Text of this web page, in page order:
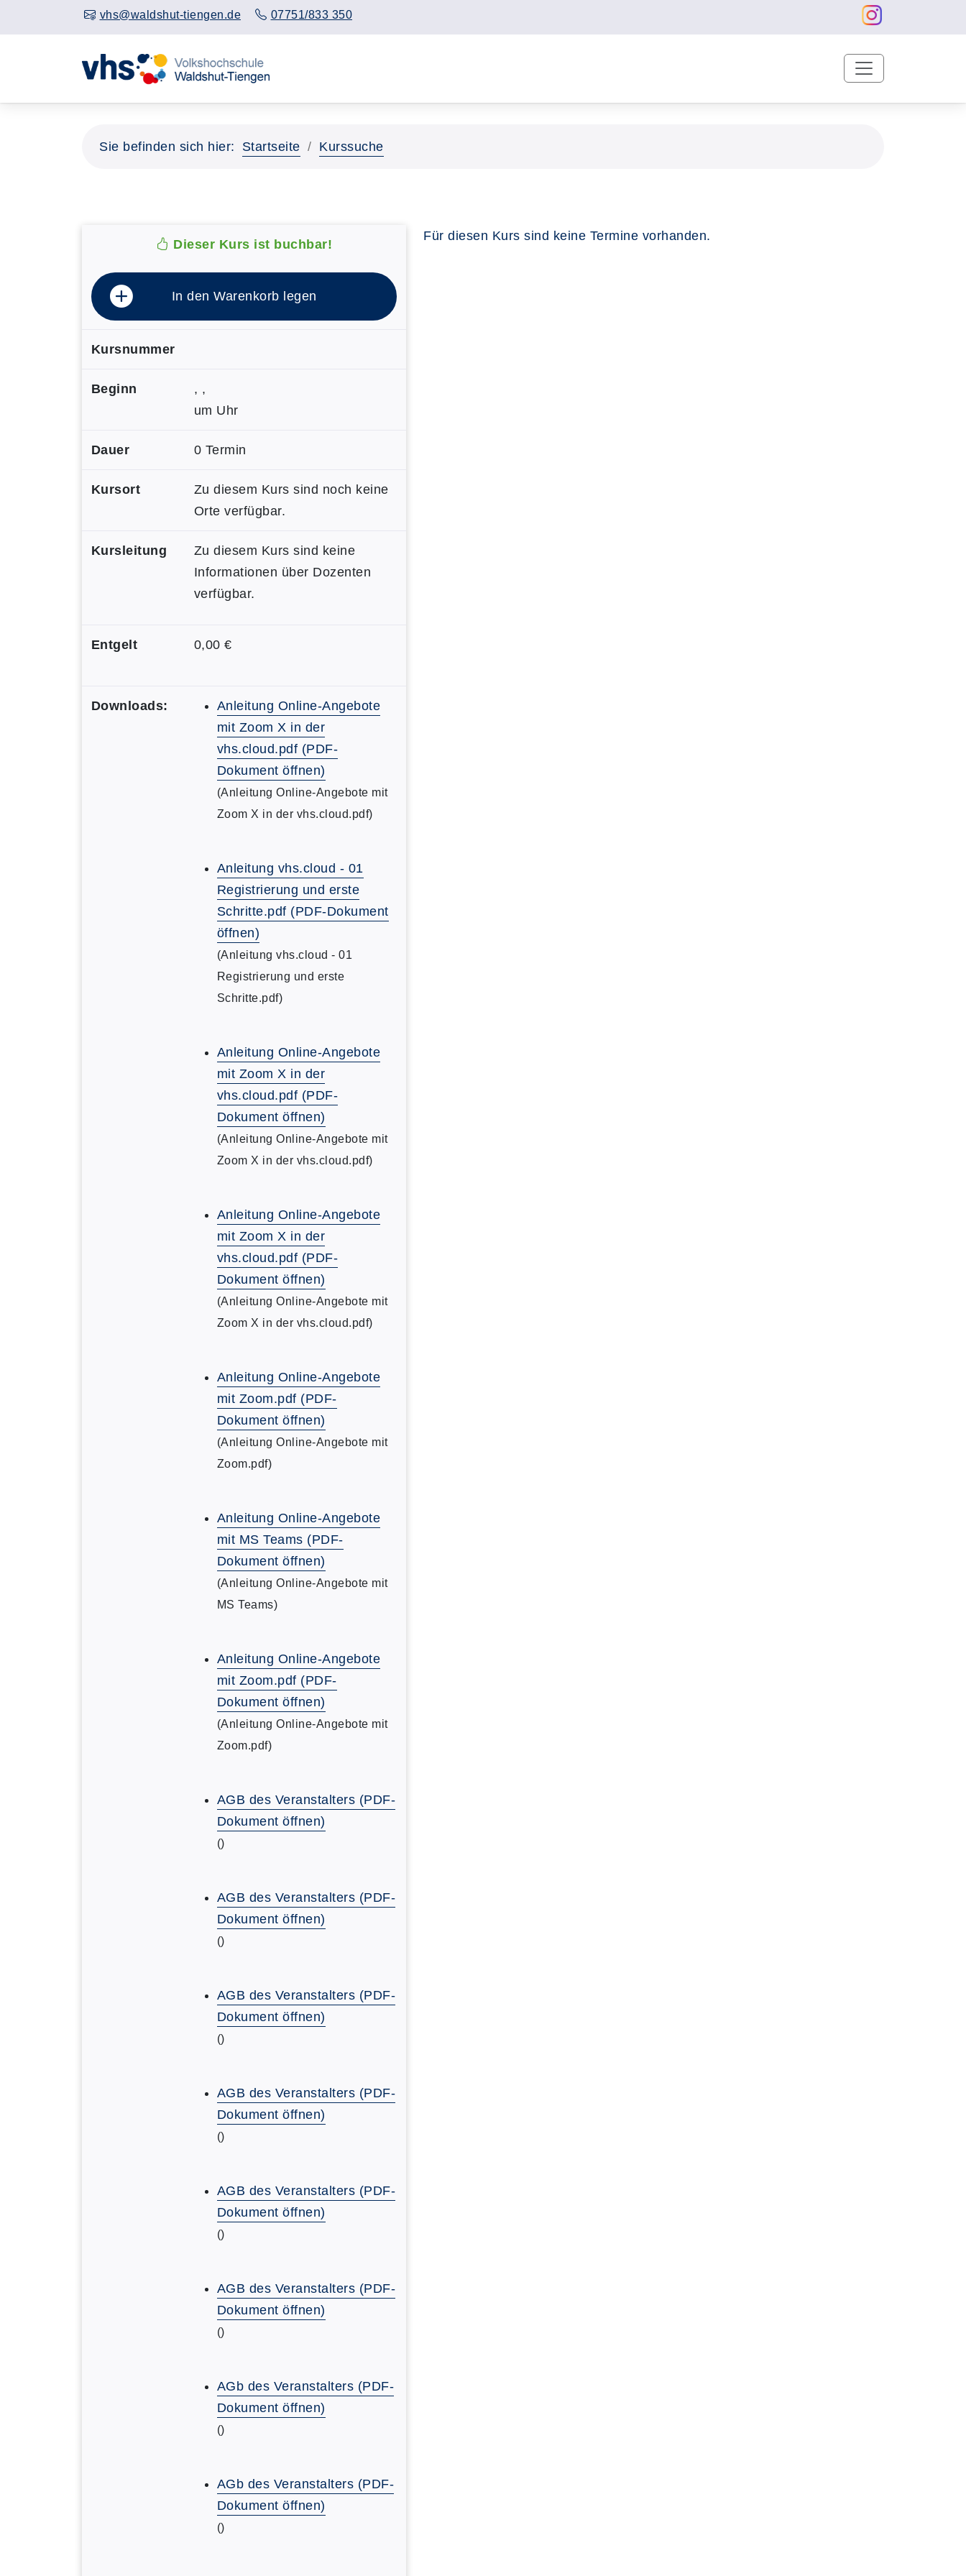
vhs@waldshut-tiengen.de 07751/833 350
Sie befinden sich hier: Startseite Kurssuche
Dieser Kurs ist buchbar!
In den Warenkorb legen
Kursnummer
Beginn
, ,
um Uhr
Dauer 0 Termin
Kursort
Zu diesem Kurs sind noch keine
Orte verfügbar.
Kursleitung
Zu diesem Kurs sind keine
Informationen über Dozenten
verfügbar.
Entgelt 0,00 €
Downloads:
Anleitung Online-Angebote
mit Zoom X in der
vhs.cloud.pdf (PDF-
Dokument öffnen)
(Anleitung Online-Angebote mit
Zoom X in der vhs.cloud.pdf)
Anleitung vhs.cloud - 01
Registrierung und erste
Schritte.pdf (PDF-Dokument
öffnen)
(Anleitung vhs.cloud - 01
Registrierung und erste
Schritte.pdf)
Anleitung Online-Angebote
mit Zoom X in der
vhs.cloud.pdf (PDF-
Dokument öffnen)
(Anleitung Online-Angebote mit
Zoom X in der vhs.cloud.pdf)
Anleitung Online-Angebote
mit Zoom X in der
vhs.cloud.pdf (PDF-
Dokument öffnen)
(Anleitung Online-Angebote mit
Zoom X in der vhs.cloud.pdf)
Anleitung Online-Angebote
mit Zoom.pdf (PDF-
Dokument öffnen)
(Anleitung Online-Angebote mit
Zoom.pdf)
Anleitung Online-Angebote
mit MS Teams (PDF-
Dokument öffnen)
(Anleitung Online-Angebote mit
MS Teams)
Anleitung Online-Angebote
mit Zoom.pdf (PDF-
Dokument öffnen)
(Anleitung Online-Angebote mit
Zoom.pdf)
AGB des Veranstalters (PDF-
Dokument öffnen)
()
AGB des Veranstalters (PDF-
Dokument öffnen)
()
AGB des Veranstalters (PDF-
Dokument öffnen)
()
AGB des Veranstalters (PDF-
Dokument öffnen)
()
AGB des Veranstalters (PDF-
Dokument öffnen)
()
AGB des Veranstalters (PDF-
Dokument öffnen)
()
AGb des Veranstalters (PDF-
Dokument öffnen)
()
AGb des Veranstalters (PDF-
Dokument öffnen)
()
Für diesen Kurs sind keine Termine vorhanden.